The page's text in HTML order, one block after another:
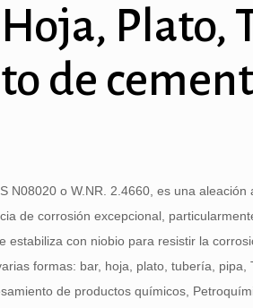
Plato,
de
N08020 o W.NR. 2.4660, es una
de corrosión excepcional,
estabiliza con niobio para resistir la
formas: bar, hoja, plato, tubería,
de productos químicos,